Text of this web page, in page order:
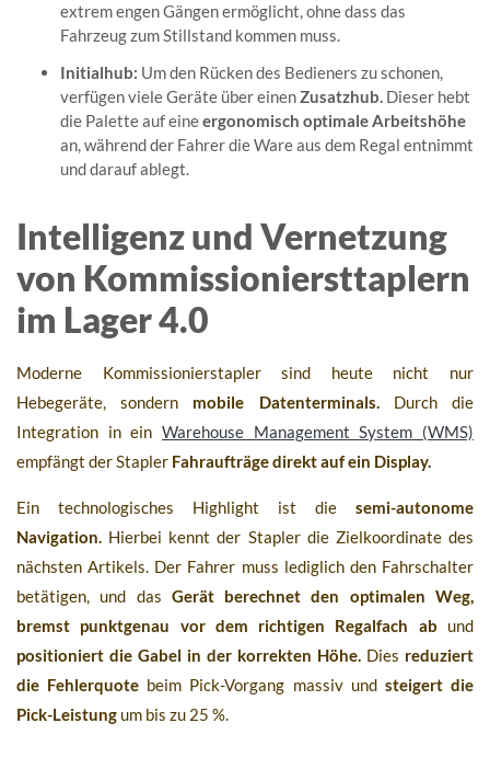
extrem engen Gängen ermöglicht, ohne dass das
Fahrzeug zum Stillstand kommen muss.
Initialhub: Um den Rücken des Bedieners zu schonen,
verfügen viele Geräte über einenZusatzhub. Dieser hebt
die Palette auf eineergonomisch optimale Arbeitshöhe
an, während der Fahrer die Ware aus dem Regal entnimmt
und darauf ablegt.
Intelligenz und Vernetzung
von Kommissioniersttaplern
im Lager 4.0
Moderne Kommissionierstapler sind heute nicht nur
Hebegeräte, sondern mobile Datenterminals.Durch die
Integration in ein Warehouse Management System (WMS)
empfängt der Stapler Fahraufträge direkt auf ein Display.
Ein technologisches Highlight ist die semi-autonome
Navigation. Hierbei kennt der Stapler die Zielkoordinate des
nächsten Artikels. Der Fahrer muss lediglich den Fahrschalter
betätigen, und das Gerät berechnet den optimalen Weg,
bremst punktgenau vor dem richtigen Regalfach ab und
positioniert die Gabel in der korrekten Höhe. Dies reduziert
die Fehlerquote beim Pick-Vorgang massiv und steigert die
Pick-Leistung um bis zu 25 %.